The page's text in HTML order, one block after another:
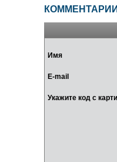
КОММЕНТАРИИ
Имя
E-mail
Укажите код с